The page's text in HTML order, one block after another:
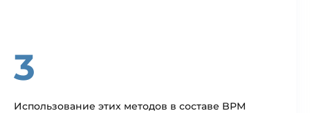
3
Использование этих методов в составе BPM